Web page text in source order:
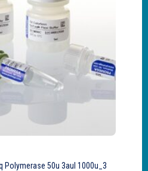
Polymerase 50u 3aul 1000u_3